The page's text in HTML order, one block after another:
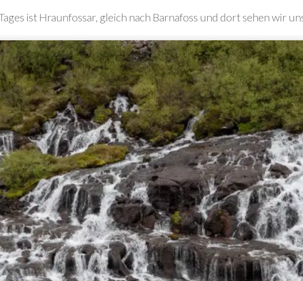
ist Hraunfossar, gleich nach Barnafoss und dort sehen wir